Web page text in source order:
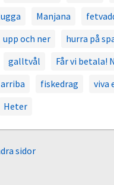
Manjana
upp och ner
hurra på
galltvål
Får vi betala!
arriba fiskedrag
viva
Heter
sidor